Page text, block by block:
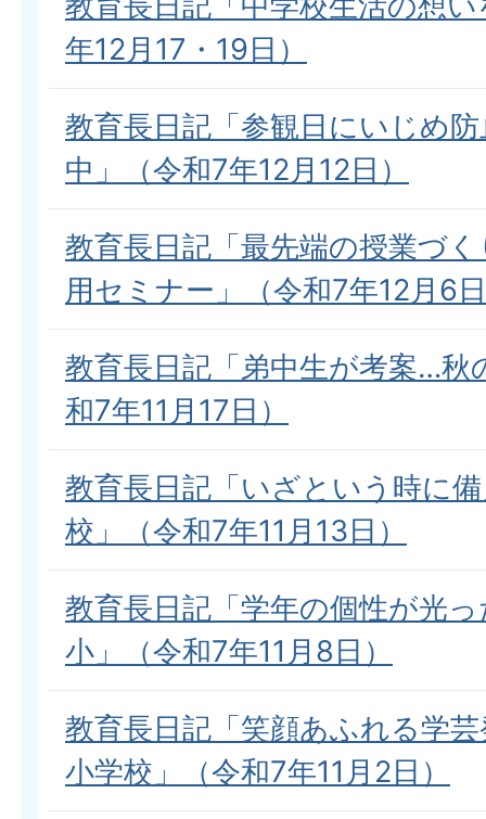
年12月17・19日）
教育長日記「参観日にいじめ
中」（令和7年12月12日）
教育長日記「最先端の授業づ
用セミナー」（令和7年12月6
教育長日記「弟中生が考案…秋
和7年11月17日）
教育長日記「いざという時に
校」（令和7年11月13日）
教育長日記「学年の個性が光
小」（令和7年11月8日）
教育長日記「笑顔あふれる学
小学校」（令和7年11月2日）